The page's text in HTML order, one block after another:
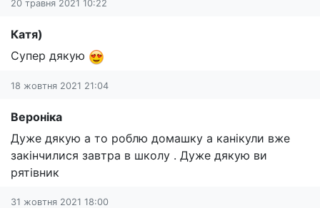
20 травня 2021 10:22
Катя)
Супер дякую
18 жовтня 2021 21:04
Вероніка
Дуже дякую а то роблю домашку а канікули вже
закінчилися завтра в школу . Дуже дякую ви
рятівник
31 жовтня 2021 18:00